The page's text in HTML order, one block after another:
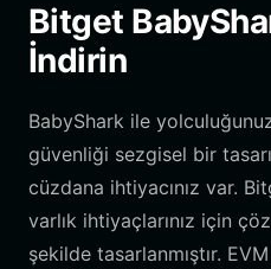
Bitget
İndirin
BabyShark ile
güvenliği sezgisel bir
cüzdana ihtiyacınız var.
varlık ihtiyaçlarınız için
şekilde tasarlanmıştır.